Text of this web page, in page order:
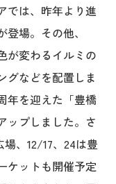
では、昨年より進
場。その他、
が変わるイルミの
グなどを配置しま
年を迎えた「豊橋
ップしました。さ
、12/17、24は豊
ケットも開催予定